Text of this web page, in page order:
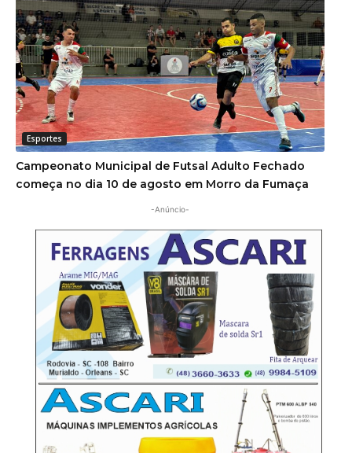
Esportes
Campeonato Municipal de Futsal Adulto Fechado
começa no dia 10 de agosto em Morro da Fumaça
-Anúncio-